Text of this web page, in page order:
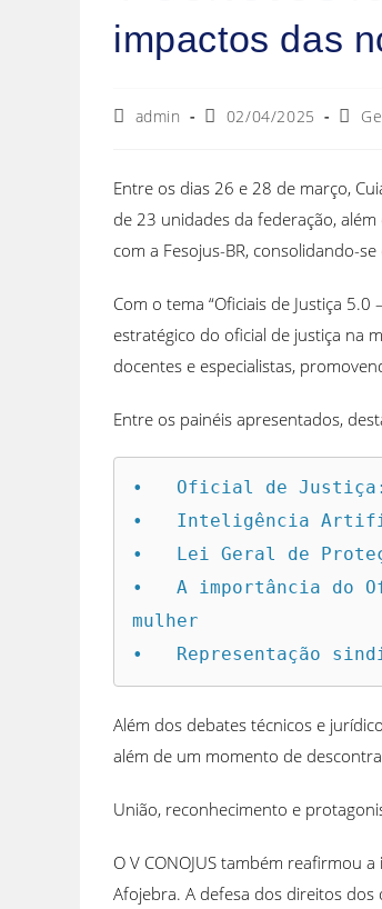
impactos das
admin 02/04/2025
Entre os dias 26 e 28 de março,
de 23 unidades da federação,
com a Fesojus-BR, consolidando-
Com o tema “Oficiais de Justiça
estratégico do oficial de justiça na
docentes e especialistas,
Entre os painéis apresentados,
•   Oficial de Justiça:
•   Inteligência
•   Lei Geral de
•   A importância do
mulher
•   Representação
Além dos debates técnicos e
além de um momento de
União, reconhecimento e
O V CONOJUS também reafirmou
Afojebra. A defesa dos direitos